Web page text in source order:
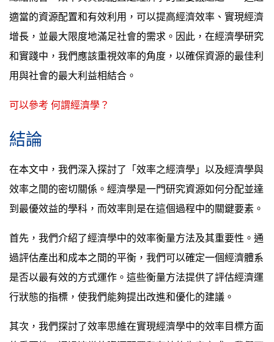
適當的資源配置和有效利用，可以提高經濟效率、實現經濟
增長，並最大限度地滿足社會的需求。因此，在經濟學研究
和實踐中，我們應該重視效率的角度，以確保資源的最佳利
用與社會的最大利益相結合。
可以參考 何謂經濟學？
結論
在本文中，我們深入探討了「效率之經濟學」以及經濟學與
效率之間的密切關係。經濟學是一門研究資源如何分配並達
到最優效益的學科，而效率則是在這個過程中的關鍵要素。
首先，我們介紹了經濟學中的效率衡量方法及其重要性。通
過評估產出和成本之間的平衡，我們可以確定一個經濟體系
是否以最有效的方式運作。這些衡量方法提供了評估經濟運
行狀態的指標，使我們能夠提出改進和優化的建議。
其次，我們探討了效率思維在實現經濟學中的效率目標方面